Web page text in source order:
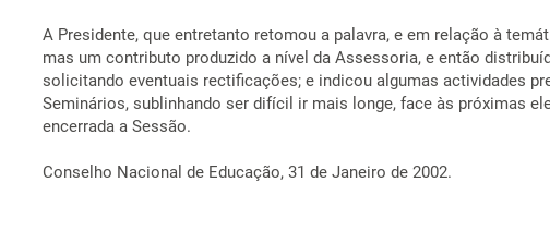
A Presidente, que entretanto retomou a palavra, e em relação à
mas um contributo produzido a nível da Assessoria, e então
solicitando eventuais rectificações; e indicou algumas actividades
Seminários, sublinhando ser difícil ir mais longe, face às próximas
encerrada a Sessão.
Conselho Nacional de Educação, 31 de Janeiro de 2002.